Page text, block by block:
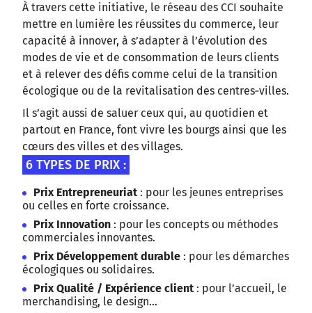
À travers cette initiative, le réseau des CCI souhaite
mettre en lumière les réussites du commerce, leur
capacité à innover, à s’adapter à l’évolution des
modes de vie et de consommation de leurs clients
et à relever des défis comme celui de la transition
écologique ou de la revitalisation des centres‑villes.
Il s’agit aussi de saluer ceux qui, au quotidien et
partout en France, font vivre les bourgs ainsi que les
cœurs des villes et des villages.
6 TYPES DE PRIX :
Prix Entrepreneuriat : pour les jeunes entreprises
ou celles en forte croissance.
Prix Innovation : pour les concepts ou méthodes
commerciales innovantes.
Prix Développement durable : pour les démarches
écologiques ou solidaires.
Prix Qualité / Expérience client : pour l’accueil, le
merchandising, le design…